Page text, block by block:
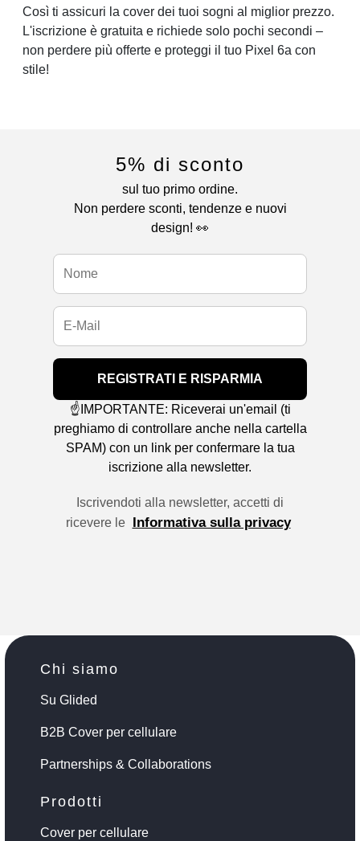
Così ti assicuri la cover dei tuoi sogni al miglior prezzo.
L'iscrizione è gratuita e richiede solo pochi secondi –
non perdere più offerte e proteggi il tuo Pixel 6a con
stile!
5% di sconto
sul tuo primo ordine.
Non perdere sconti, tendenze e nuovi
design! 👀
REGISTRATI E RISPARMIA
☝️IMPORTANTE: Riceverai un'email (ti
preghiamo di controllare anche nella cartella
SPAM) con un link per confermare la tua
iscrizione alla newsletter.
Iscrivendoti alla newsletter, accetti di
ricevere le Informativa sulla privacy
Chi siamo
Su Glided
B2B Cover per cellulare
Partnerships & Collaborations
Prodotti
Cover per cellulare